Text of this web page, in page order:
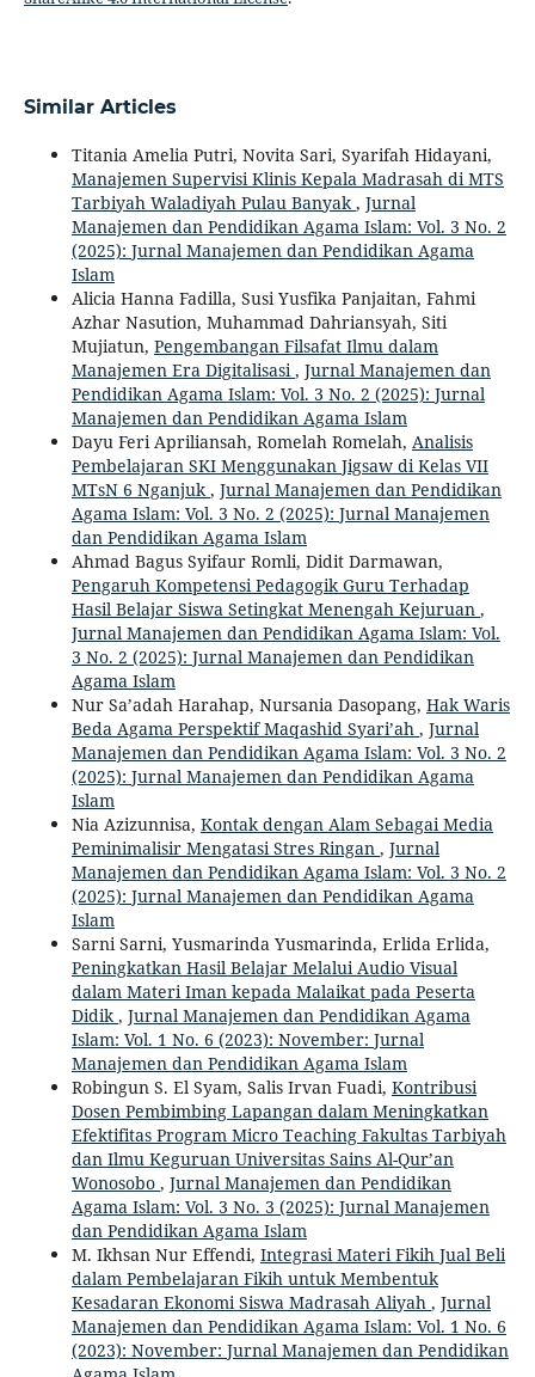
Similar Articles
Titania Amelia Putri, Novita Sari, Syarifah Hidayani,
Manajemen Supervisi Klinis Kepala Madrasah di MTS
Tarbiyah Waladiyah Pulau Banyak , Jurnal
Manajemen dan Pendidikan Agama Islam: Vol. 3 No. 2
(2025): Jurnal Manajemen dan Pendidikan Agama
Islam
Alicia Hanna Fadilla, Susi Yusfika Panjaitan, Fahmi
Azhar Nasution, Muhammad Dahriansyah, Siti
Mujiatun, Pengembangan Filsafat Ilmu dalam
Manajemen Era Digitalisasi , Jurnal Manajemen dan
Pendidikan Agama Islam: Vol. 3 No. 2 (2025): Jurnal
Manajemen dan Pendidikan Agama Islam
Dayu Feri Apriliansah, Romelah Romelah, Analisis
Pembelajaran SKI Menggunakan Jigsaw di Kelas VII
MTsN 6 Nganjuk , Jurnal Manajemen dan Pendidikan
Agama Islam: Vol. 3 No. 2 (2025): Jurnal Manajemen
dan Pendidikan Agama Islam
Ahmad Bagus Syifaur Romli, Didit Darmawan,
Pengaruh Kompetensi Pedagogik Guru Terhadap
Hasil Belajar Siswa Setingkat Menengah Kejuruan ,
Jurnal Manajemen dan Pendidikan Agama Islam: Vol.
3 No. 2 (2025): Jurnal Manajemen dan Pendidikan
Agama Islam
Nur Sa’adah Harahap, Nursania Dasopang, Hak Waris
Beda Agama Perspektif Maqashid Syari’ah , Jurnal
Manajemen dan Pendidikan Agama Islam: Vol. 3 No. 2
(2025): Jurnal Manajemen dan Pendidikan Agama
Islam
Nia Azizunnisa, Kontak dengan Alam Sebagai Media
Peminimalisir Mengatasi Stres Ringan , Jurnal
Manajemen dan Pendidikan Agama Islam: Vol. 3 No. 2
(2025): Jurnal Manajemen dan Pendidikan Agama
Islam
Sarni Sarni, Yusmarinda Yusmarinda, Erlida Erlida,
Peningkatkan Hasil Belajar Melalui Audio Visual
dalam Materi Iman kepada Malaikat pada Peserta
Didik , Jurnal Manajemen dan Pendidikan Agama
Islam: Vol. 1 No. 6 (2023): November: Jurnal
Manajemen dan Pendidikan Agama Islam
Robingun S. El Syam, Salis Irvan Fuadi, Kontribusi
Dosen Pembimbing Lapangan dalam Meningkatkan
Efektifitas Program Micro Teaching Fakultas Tarbiyah
dan Ilmu Keguruan Universitas Sains Al-Qur’an
Wonosobo , Jurnal Manajemen dan Pendidikan
Agama Islam: Vol. 3 No. 3 (2025): Jurnal Manajemen
dan Pendidikan Agama Islam
M. Ikhsan Nur Effendi, Integrasi Materi Fikih Jual Beli
dalam Pembelajaran Fikih untuk Membentuk
Kesadaran Ekonomi Siswa Madrasah Aliyah , Jurnal
Manajemen dan Pendidikan Agama Islam: Vol. 1 No. 6
(2023): November: Jurnal Manajemen dan Pendidikan